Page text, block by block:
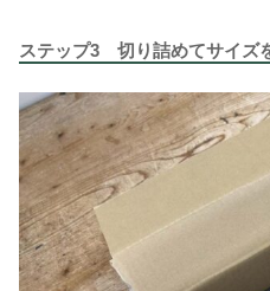
ステップ3 切り詰めてサイズ